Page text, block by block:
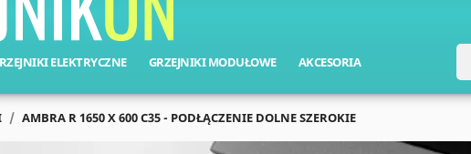
ELEKTRYCZNE GRZEJNIKI MODUŁOWE AKCESORIA
AMBRA R 1650 X 600 C35 - PODŁĄCZENIE DOLNE SZEROKIE